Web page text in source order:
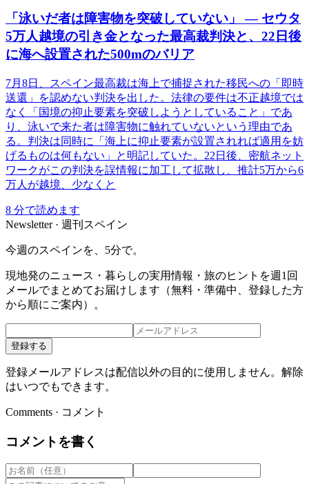
「泳いだ者は障害物を突破していない」 ― セウタ
5万人越境の引き金となった最高裁判決と、22日後
に海へ設置された500mのバリア
7月8日、スペイン最高裁は海上で捕捉された移民への「即時
送還」を認めない判決を出した。法律の要件は不正越境では
なく「国境の抑止要素を突破しようとしていること」であ
り、泳いで来た者は障害物に触れていないという理由であ
る。判決は同時に「海上に抑止要素が設置されれば適用を妨
げるものは何もない」と明記していた。22日後、密航ネット
ワークがこの判決を誤情報に加工して拡散し、推計5万から6
万人が越境、少なくと
8 分で読めます
Newsletter · 週刊スペイン
今週のスペインを、5分で。
現地発のニュース・暮らしの実用情報・旅のヒントを週1回
メールでまとめてお届けします（無料・準備中、登録した方
から順にご案内）。
登録する
登録メールアドレスは配信以外の目的に使用しません。解除
はいつでもできます。
Comments · コメント
コメントを書く